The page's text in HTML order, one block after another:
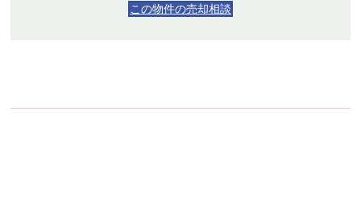
この物件の売却相談